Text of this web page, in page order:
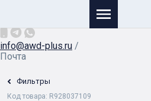
info@awd-plus.ru /
Почта
Фильтры
Код товара: R928037109